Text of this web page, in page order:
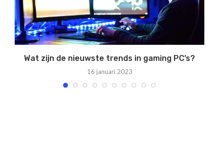
Wat zijn de nieuwste trends in gaming PC’s?
16 januari 2023